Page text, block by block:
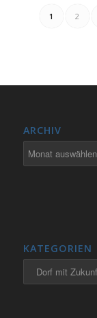
1 2
ARCHIV
KATEGORIEN